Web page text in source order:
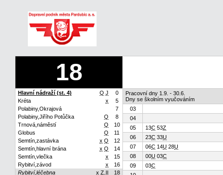
18
Hlavní nádraží (st. 4) Q J
0
Kréta
x
5
Polabiny,Okrajová
7
Polabiny,Jiřího Potůčka
Q
8
Trnová,náměstí
Q
10
Globus
Q
11
Semtín,zastávka
x Q
12
Semtín,hlavní brána
x Q
14
Semtín,vlečka
x
15
Rybitví,závod
x
16
Rybitví,léčebna
x Z.II
18
Pracovní dny 1.9. - 30.6.
Dny se školním vyučováním
03
04
05
13C 53Z
06
23C 33U
07
06C 14U 28U
08
00U 03C
09
03C